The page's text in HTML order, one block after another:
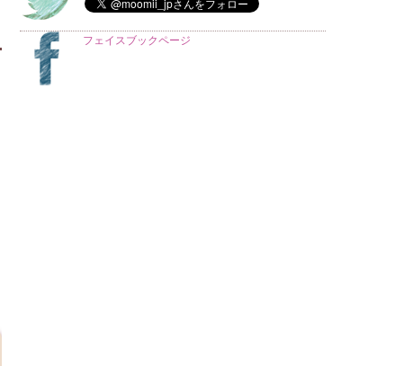
フェイスブックページ